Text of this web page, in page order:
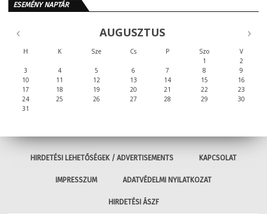
ESEMÉNY NAPTÁR
AUGUSZTUS
H K Sze Cs P Szo
V
1
2
3
4 5 6 7 8
9
10
11 12 13 14 15
16
17
18 19 20 21 22
23
24
25 26 27 28 29
30
31
HIRDETÉSI LEHETŐSÉGEK / ADVERTISEMENTS KAPCSOLAT
IMPRESSZUM ADATVÉDELMI NYILATKOZAT
HIRDETÉSI ÁSZF